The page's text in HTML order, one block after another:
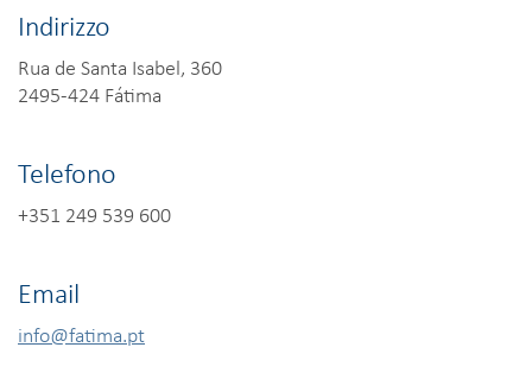
Indirizzo
Rua de Santa Isabel, 360
2495-424 Fátima
Telefono
+351 249 539 600
Email
info@fatima.pt